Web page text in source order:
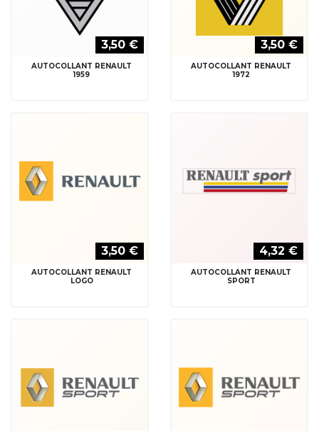
3,50 €
AUTOCOLLANT RENAULT
1959
3,50 €
AUTOCOLLANT RENAULT
1972
3,50 €
AUTOCOLLANT RENAULT
LOGO
4,32 €
AUTOCOLLANT RENAULT
SPORT